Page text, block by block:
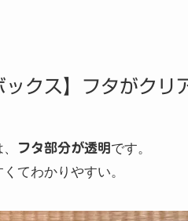
ックス】フタがクリ
フタ部分が透明 です。
てわかりやすい。